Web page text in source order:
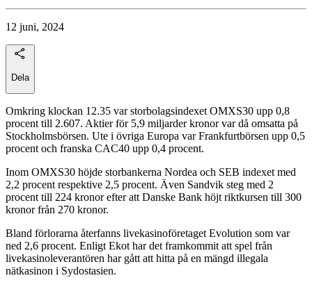
12 juni, 2024
Dela
Omkring klockan 12.35 var storbolagsindexet OMXS30 upp 0,8
procent till 2.607. Aktier för 5,9 miljarder kronor var då omsatta på
Stockholmsbörsen. Ute i övriga Europa var Frankfurtbörsen upp 0,5
procent och franska CAC40 upp 0,4 procent.
Inom OMXS30 höjde storbankerna Nordea och SEB indexet med
2,2 procent respektive 2,5 procent. Även Sandvik steg med 2
procent till 224 kronor efter att Danske Bank höjt riktkursen till 300
kronor från 270 kronor.
Bland förlorarna återfanns livekasinoföretaget Evolution som var
ned 2,6 procent. Enligt Ekot har det framkommit att spel från
livekasinoleverantören har gått att hitta på en mängd illegala
nätkasinon i Sydostasien.